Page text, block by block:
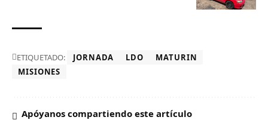
ETIQUETADO: JORNADA LDO
MATURIN
MISIONES
Apóyanos compartiendo este artículo